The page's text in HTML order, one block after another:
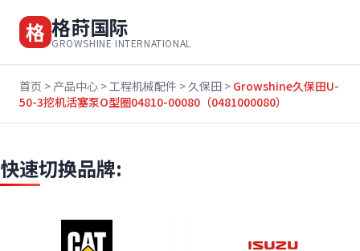
格 格莳国际
GROWSHINE INTERNATIONAL
首页 > 产品中心 >工程机械配件 >久保田 > Growshine久保田U-
50-3挖机活塞泵O型圈04810-00080（0481000080）
快速切换品牌: